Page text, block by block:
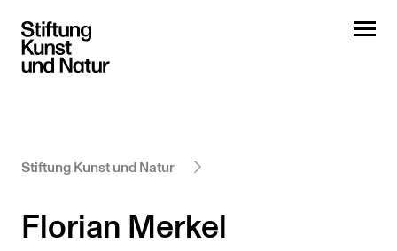
Stiftung Kunst und Natur
Florian Merkel